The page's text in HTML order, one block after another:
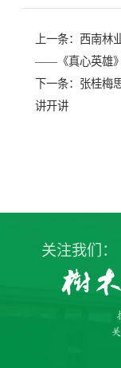
上一条： 西南林
——《真心英雄》
下一条： 张桂梅
讲开讲
关注我们：